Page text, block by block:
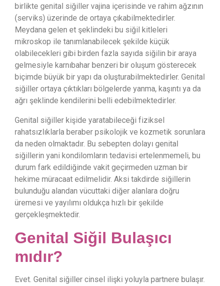
birlikte genital siğiller vajina içerisinde ve rahim ağzının
(serviks) üzerinde de ortaya çıkabilmektedirler.
Meydana gelen et şeklindeki bu siğil kitleleri
mikroskop ile tanımlanabilecek şekilde küçük
olabilecekleri gibi birden fazla sayıda siğilin bir araya
gelmesiyle karnıbahar benzeri bir oluşum gösterecek
biçimde büyük bir yapı da oluşturabilmektedirler. Genital
siğiller ortaya çıktıkları bölgelerde yanma, kaşıntı ya da
ağrı şeklinde kendilerini belli edebilmektedirler.
Genital siğiller kişide yaratabileceği fiziksel
rahatsızlıklarla beraber psikolojik ve kozmetik sorunlara
da neden olmaktadır. Bu sebepten dolayı genital
siğillerin yani kondilomların tedavisi ertelenmemeli, bu
durum fark edildiğinde vakit geçirmeden uzman bir
hekime müracaat edilmelidir. Aksi takdirde siğillerin
bulunduğu alandan vücuttaki diğer alanlara doğru
üremesi ve yayılımı oldukça hızlı bir şekilde
gerçekleşmektedir.
Genital Siğil Bulaşıcı
mıdır?
Evet. Genital siğiller cinsel ilişki yoluyla partnere bulaşır.